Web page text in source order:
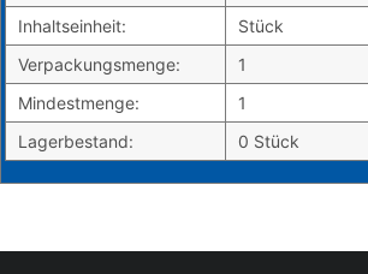
Inhaltseinheit:
Stück
Verpackungsmenge:
1
Mindestmenge:
1
Lagerbestand:
0 Stück